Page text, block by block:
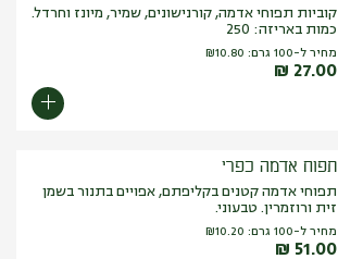
קוביות תפוחי אדמה, קורנישונים, שמיר, מיונז וחרדל.
כמות באריזה: 250
מחיר ל-100 גרם: ₪10.80
₪ 27.00
תפוח אדמה כפרי
תפוחי אדמה קטנים בקליפתם, אפויים בתנור בשמן
זית ורוזמרין. טבעוני.
מחיר ל-100 גרם: ₪10.20
₪ 51.00